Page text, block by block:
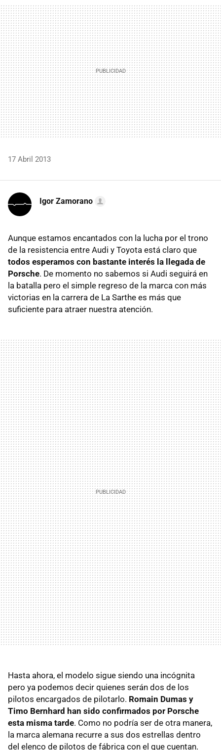
MAIL
17 Abril 2013
Igor Zamorano
Aunque estamos encantados con la lucha por el trono
de la resistencia entre Audi y Toyota está claro que
todos esperamos con bastante interés la llegada de
Porsche. De momento no sabemos si Audi seguirá en
la batalla pero el simple regreso de la marca con más
victorias en la carrera de La Sarthe es más que
suficiente para atraer nuestra atención.
Hasta ahora, el modelo sigue siendo una incógnita
pero ya podemos decir quienes serán dos de los
pilotos encargados de pilotarlo. Romain Dumas y
Timo Bernhard han sido confirmados por Porsche
esta misma tarde. Como no podría ser de otra manera,
la marca alemana recurre a sus dos estrellas dentro
del elenco de pilotos de fábrica con el que cuentan.